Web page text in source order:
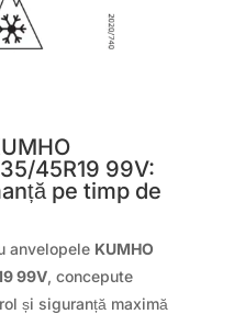
45R19 99V:
pe timp de
anvelopele KUMHO
99V, concepute
și siguranță maximă